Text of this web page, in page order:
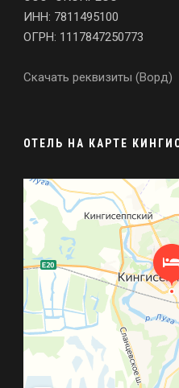
ИНН: 7811495100
ОГРН: 1117847250773
Скачать реквизиты (Ворд)
ОТЕЛЬ НА КАРТЕ
Визит
Гостиница в Кингисеппе